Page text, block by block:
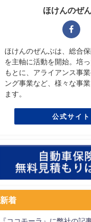
ほけんのぜ
ほけんのぜんぶは、総合
を主軸に活動を開始。培
もとに、アライアンス事
ング事業など、様々な事
ます。
公式サイト
新着